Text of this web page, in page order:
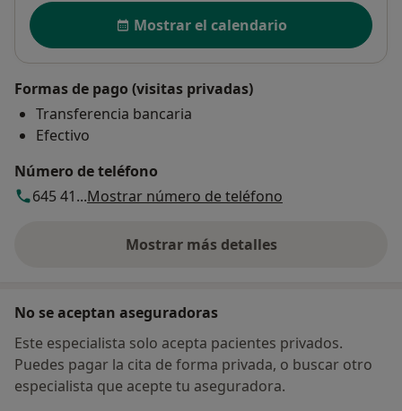
Disponibilidad
Mostrar el calendario
Formas de pago (visitas privadas)
Transferencia bancaria
Efectivo
Número de teléfono
645 41...Mostrar número de teléfono
Mostrar más detalles
sobre la dirección
No se aceptan aseguradoras
Este especialista solo acepta pacientes privados.
Puedes pagar la cita de forma privada, o buscar otro
especialista que acepte tu aseguradora.